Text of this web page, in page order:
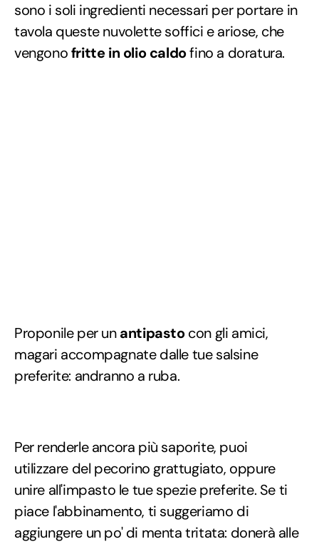
sono i soli ingredienti necessari per portare in
tavola queste nuvolette soffici e ariose, che
vengonofritte in olio caldofino a doratura.
Proponile per unantipastocon gli amici,
magari accompagnate dalle tue salsine
preferite: andranno a ruba.
Per renderle ancora più saporite, puoi
utilizzare del pecorino grattugiato, oppure
unire all'impasto le tue spezie preferite. Se ti
piace l'abbinamento, ti suggeriamo di
aggiungere un po' di menta tritata: donerà alle